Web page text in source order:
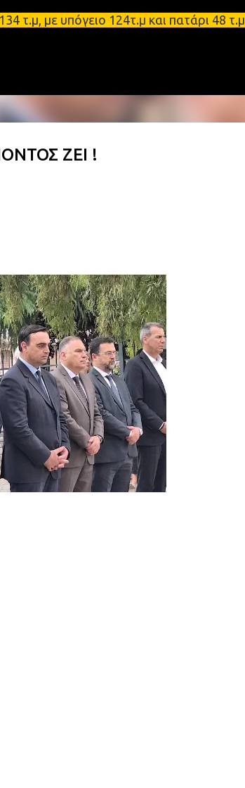
Μετάβαση στο κύριο
υπόγειο 124τ.μ και πατάρι 48
ΖΕΙ !